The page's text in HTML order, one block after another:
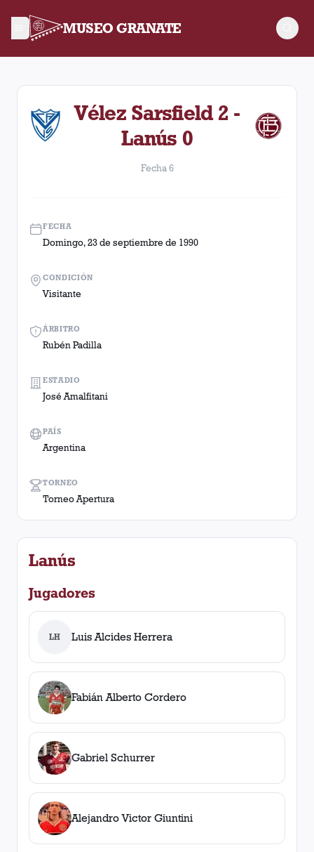
MUSEO GRANATE
Fecha 6. Partido entre Lanús y Vélez Sarsfield disputado el
Vélez Sarsfield 2 -
Lanús 0
Fecha 6
FECHA
Domingo, 23 de septiembre de 1990
ÁRBITRO
Rubén Padilla
TORNEO
Torneo Apertura
CONDICIÓN
Visitante
ESTADIO
José Amalfitani
PAÍS
Argentina
Lanús
Jugadores
LH Luis Alcides Herrera
Fabián Alberto Cordero
Gabriel Schurrer
Alejandro Victor Giuntini